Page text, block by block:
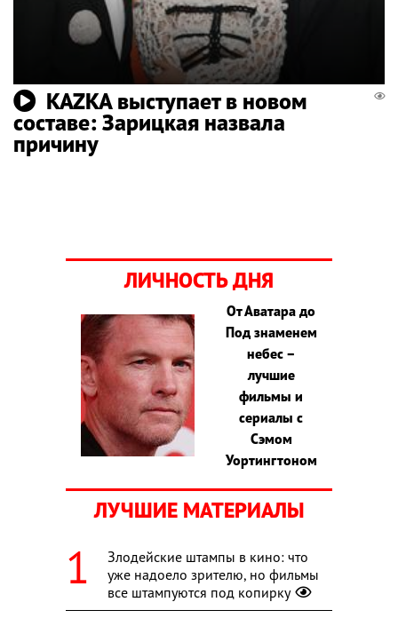
KAZKA выступает в новом
составе: Зарицкая назвала
причину
ЛИЧНОСТЬ ДНЯ
От Аватара до
Под знаменем
небес –
лучшие
фильмы и
сериалы с
Сэмом
Уортингтоном
ЛУЧШИЕ МАТЕРИАЛЫ
Злодейские штампы в кино: что
уже надоело зрителю, но фильмы
все штампуются под копирку